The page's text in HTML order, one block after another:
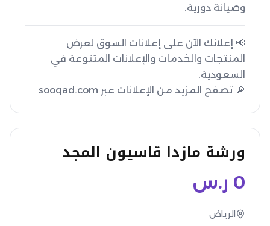
وصيانة دورية.
📢 إعلانك الآن على إعلانات السوق لعرض
المنتجات والخدمات والإعلانات المتنوعة في
🔎 تصفح المزيد من الإعلانات عبر sooqad.com
ورشة مازدا قاسيون المجد
0 ر.س
الرياض